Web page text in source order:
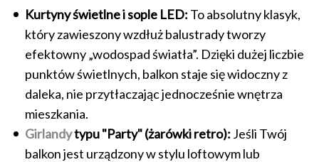
Kurtyny świetlne i sople LED: To absolutny klasyk,
który zawieszony wzdłuż balustrady tworzy
efektowny „wodospad światła”. Dzięki dużej liczbie
punktów świetlnych, balkon staje się widoczny z
daleka, nie przytłaczając jednocześnie wnętrza
mieszkania.
Girlandytypu "Party" (żarówki retro): Jeśli Twój
balkon jest urządzony w stylu loftowym lub